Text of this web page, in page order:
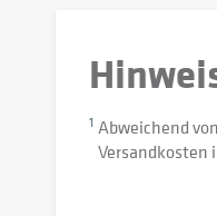
1 Abweichend
Versandkosten